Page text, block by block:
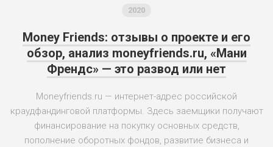
2020
Money Friends: отзывы о проекте и его
обзор, анализ moneyfriends.ru, «Мани
Френдс» — это развод или нет
Moneyfriends.ru — интернет-адрес российской
краудфандинговой платформы. Здесь заемщики получают
финансирование на покупку основных средств,
пополнение оборотных фондов, развитие бизнеса и